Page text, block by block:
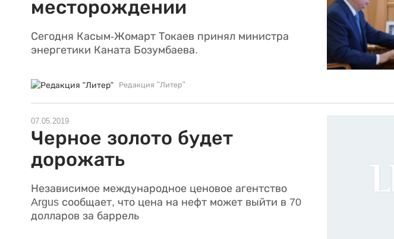
месторождении
Сегодня Касым-Жомарт Токаев принял министра
энергетики Каната Бозумбаева.
Редакция "Литер"
07.05.2019
Черное золото будет
дорожать
Независимое международное ценовое агентство
Argus сообщает, что цена на нефт может выйти в 70
долларов за баррель